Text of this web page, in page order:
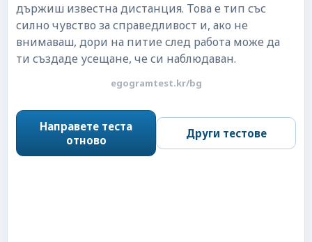
държиш известна дистанция. Това е тип със
силно чувство за справедливост и, ако не
внимаваш, дори на питие след работа може да
ти създаде усещане, че си наблюдаван.
egogramtest.kr/bg
Направете теста
отново
Други тестове